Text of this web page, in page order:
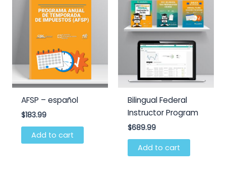
AFSP – español
$183.99
Add to cart
Bilingual Federal
Instructor Program
$689.99
Add to cart